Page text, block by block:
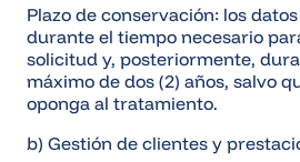
Plazo de conservación: los
durante el tiempo necesario
solicitud y, posteriormente,
máximo de dos (2) años, salvo
oponga al tratamiento.
b) Gestión de clientes y